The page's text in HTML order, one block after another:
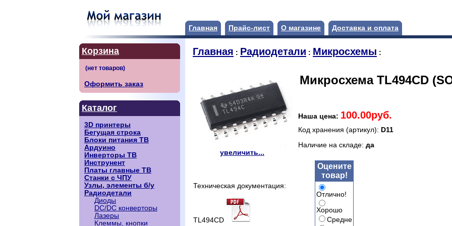
Главная Прайс-лист О магазине Доставка и оплата
Корзина
Оформить заказ
Каталог
3D принтеры
Бегущая строка
Блоки питания ТВ
Ардуино
Инверторы ТВ
Инструнент
Платы главные ТВ
Станки с ЧПУ
Узлы, элементы б/у
Радиодетали
Диоды
DC/DC конверторы
Лазеры
Клеммы, кнопки
Главная : Радиодетали : Микросхемы :
увеличить...
Микросхема TL494CD
Наша цена: 100.00руб.
Код хранения (артикул): D11
Наличие на складе: да
Техническая документация:
TL494CD
Оцените
товар!
Отлично!
Хорошо
Средне